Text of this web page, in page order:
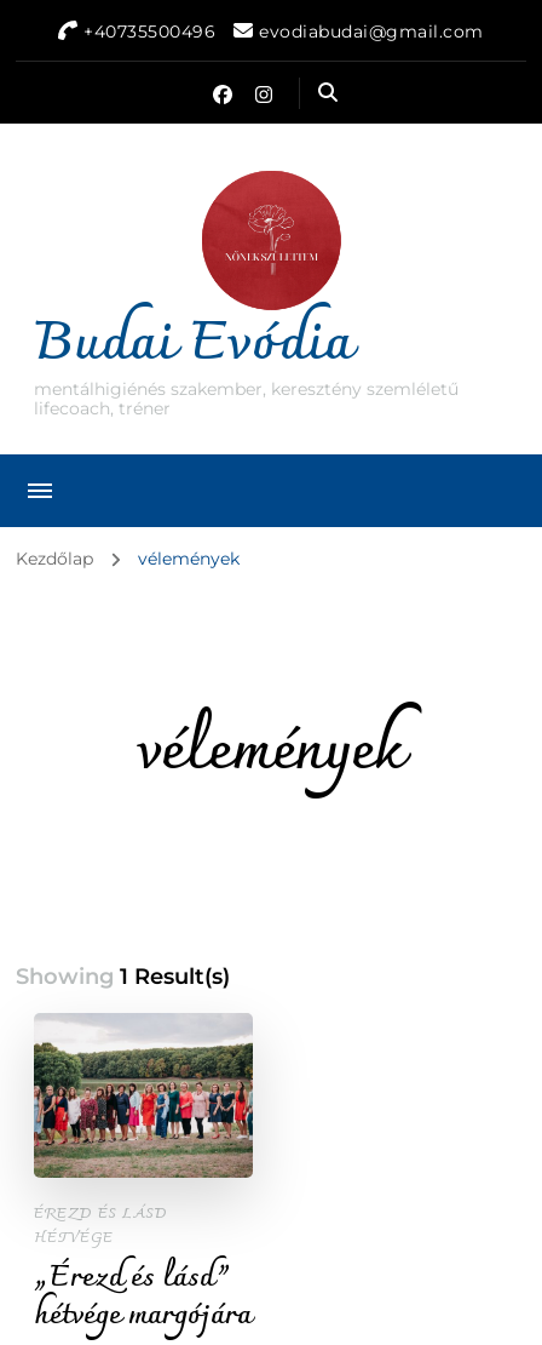
+40735500496 evodiabudai@gmail.com
Budai Evódia
mentálhigiénés szakember, keresztény szemléletű
lifecoach, tréner
Kezdőlap vélemények
vélemények
Showing1 Result(s)
ÉREZD ÉS LÁSD
HÉTVÉGE
„Érezd és lásd”
hétvége margójára